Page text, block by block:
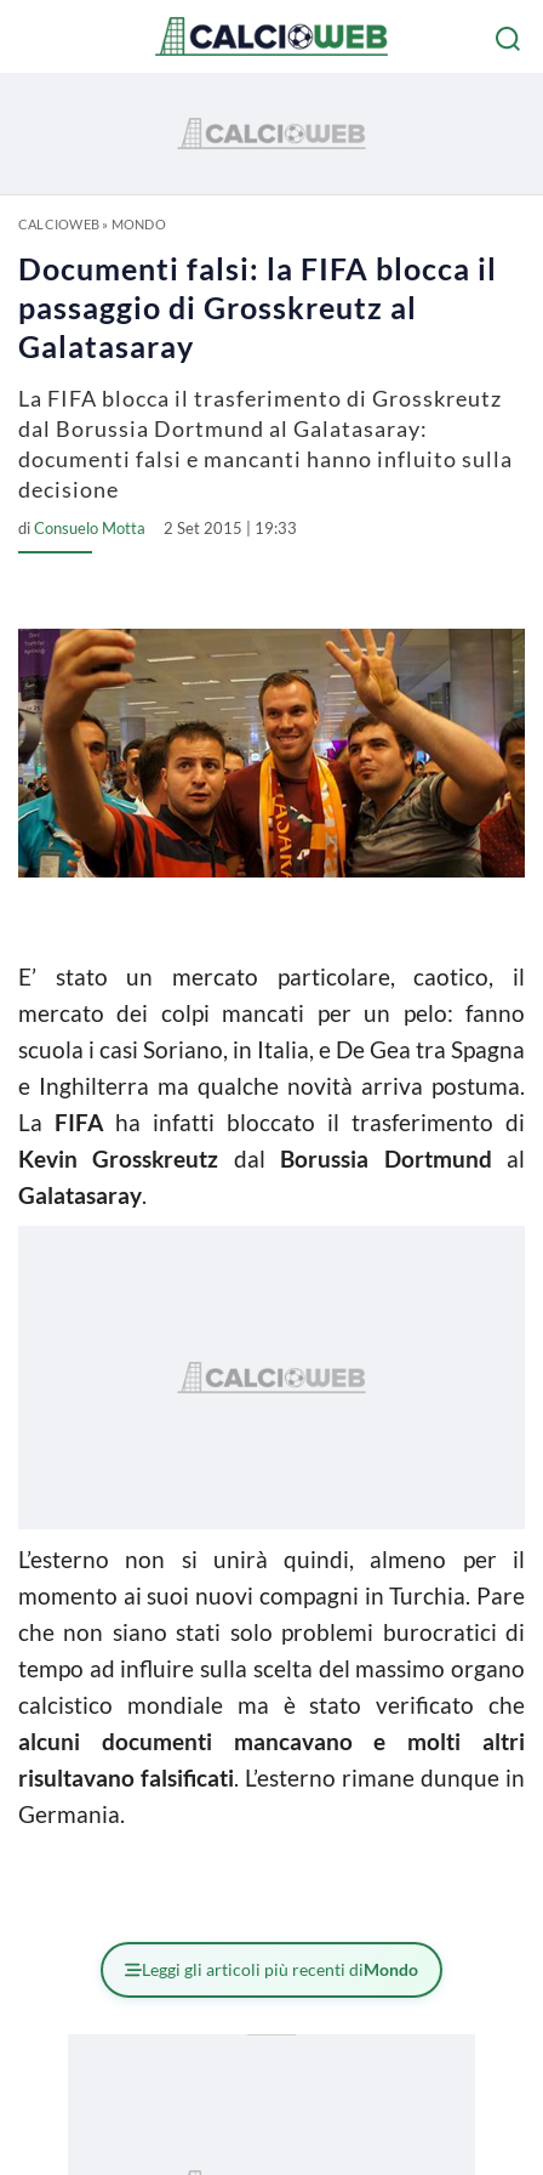
CALCIOWEB» MONDO
Documenti falsi: la FIFA blocca il
passaggio di Grosskreutz al
Galatasaray
La FIFA blocca il trasferimento di Grosskreutz
dal Borussia Dortmund al Galatasaray:
documenti falsi e mancanti hanno influito sulla
decisione
diConsuelo Motta 2 Set 2015 | 19:33
E’ stato un mercato particolare, caotico, il
mercato dei colpi mancati per un pelo: fanno
scuola i casi Soriano, in Italia, e De Gea tra Spagna
e Inghilterra ma qualche novità arriva postuma.
La FIFA ha infatti bloccato il trasferimento di
Kevin Grosskreutz dal Borussia Dortmund al
Galatasaray.
L’esterno non si unirà quindi, almeno per il
momento ai suoi nuovi compagni in Turchia. Pare
che non siano stati solo problemi burocratici di
tempo ad influire sulla scelta del massimo organo
calcistico mondiale ma è stato verificato che
alcuni documenti mancavano e molti altri
risultavano falsificati. L’esterno rimane dunque in
Germania.
Leggi gli articoli più recenti diMondo